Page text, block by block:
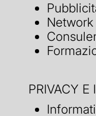
PRIVACY E